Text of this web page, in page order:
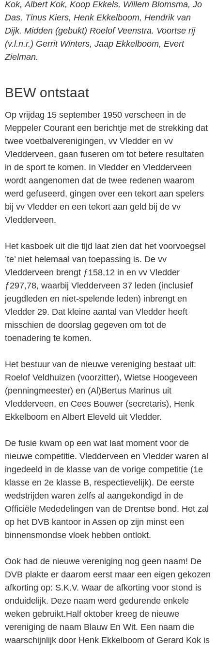
Kok, Albert Kok, Koop Ekkels, Willem Blomsma, Jo
Das, Tinus Kiers, Henk Ekkelboom, Hendrik van
Dijk. Midden (gebukt) Roelof Veenstra. Voortse rij
(v.l.n.r.) Gerrit Winters, Jaap Ekkelboom, Evert
Zielman.
BEW ontstaat
Op vrijdag 15 september 1950 verscheen in de
Meppeler Courant een berichtje met de strekking dat
twee voetbalverenigingen, vv Vledder en vv
Vledderveen, gaan fuseren om tot betere resultaten
in de sport te komen. In Vledder en Vledderveen
wordt aangenomen dat de twee redenen waarom
werd gefuseerd, gingen over een tekort aan spelers
bij vv Vledder en een tekort aan geld bij de vv
Vledderveen.
Het kasboek uit die tijd laat zien dat het voorvoegsel
’te’ niet helemaal van toepassing is. De vv
Vledderveen brengt ƒ158,12 in en vv Vledder
ƒ297,78, waarbij Vledderveen 37 leden (inclusief
jeugdleden en niet-spelende leden) in­brengt en
Vledder 29. Dat kleine aantal van Vledder heeft
misschien de doorslag gegeven om tot de
toenadering te komen.
Het bestuur van de nieuwe vereniging bestaat uit:
Roelof Veldhuizen (voorzitter), Wietse Hoogeveen
(penningmeester) en (Al)Bertus Marinus uit
Vledderveen, en Cees Bouwer (secretaris), Henk
Ekkelboom en Albert Eleveld uit Vledder.
De fusie kwam op een wat laat moment voor de
nieuwe competitie. Vledderveen en Vledder waren al
ingedeeld in de klasse van de vorige competitie (1e
klasse en 2e klasse B, respectievelijk). De eerste
wedstrijden waren zelfs al aan­gekondigd in de
Officiële Mededelingen van de Drentse bond. Het zal
op het DVB kantoor in Assen op zijn minst een
binnensmondse vloek hebben ontlokt.
Ook had de nieuwe vereniging nog geen naam! De
DVB plakte er daarom eerst maar een eigen gekozen
afkorting op: S.K.V. Waar de afkorting voor stond is
onduidelijk. Deze naam werd gedurende enkele
weken gebruikt.Half oktober kreeg de nieuwe
vereniging de naam Blauw En Wit. Een naam die
waarschijnlijk door Henk Ekkelboom of Gerard Kok is